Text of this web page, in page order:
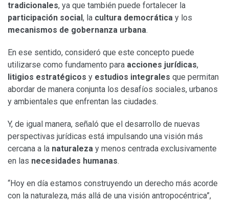
tradicionales, ya que también puede fortalecer la
participación social, la cultura democrática y los
mecanismos de gobernanza urbana.
En ese sentido, consideró que este concepto puede
utilizarse como fundamento para acciones jurídicas,
litigios estratégicos y estudios integrales que permitan
abordar de manera conjunta los desafíos sociales, urbanos
y ambientales que enfrentan las ciudades.
Y, de igual manera, señaló que el desarrollo de nuevas
perspectivas jurídicas está impulsando una visión más
cercana a la naturaleza y menos centrada exclusivamente
en las necesidades humanas.
“Hoy en día estamos construyendo un derecho más acorde
con la naturaleza, más allá de una visión antropocéntrica”,